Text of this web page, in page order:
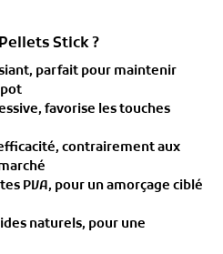
Stick ?
, parfait pour maintenir
, favorise les touches
, contrairement aux
PVA, pour un amorçage ciblé
naturels, pour une